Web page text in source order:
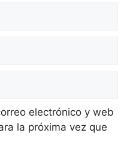
electrónico y web
la próxima vez que